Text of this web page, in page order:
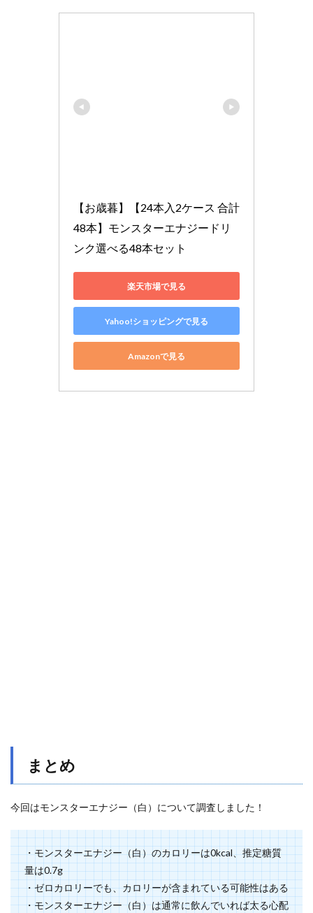
【お歳暮】【24本入2ケース 合計
48本】モンスターエナジードリ
ンク選べる48本セット
楽天市場で見る
Yahoo!ショッピングで見る
Amazonで見る
まとめ
今回はモンスターエナジー（白）について調査しました！
・モンスターエナジー（白）のカロリーは0kcal、推定糖質
量は0.7g
・ゼロカロリーでも、カロリーが含まれている可能性はある
・モンスターエナジー（白）は通常に飲んでいれば太る心配